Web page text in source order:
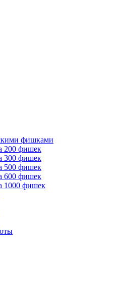
фишками
200 фишек
300 фишек
500 фишек
600 фишек
1000 фишек